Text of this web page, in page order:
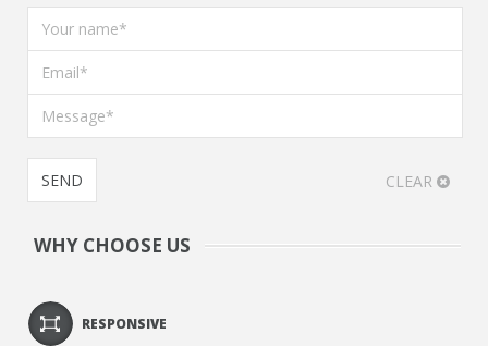
CLEAR
WHY CHOOSE US
RESPONSIVE